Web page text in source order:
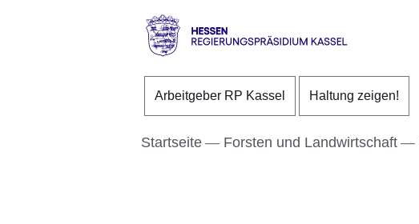
Direkt zum Kopf der Seite
Direkt zum Inhalt
Direkt zum Fuß der Seite
RP
Arbeitgeber RP Kassel Haltung zeigen!
Startseite Forsten und Landwirtschaft